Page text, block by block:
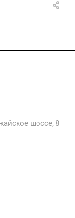
шоссе, 8